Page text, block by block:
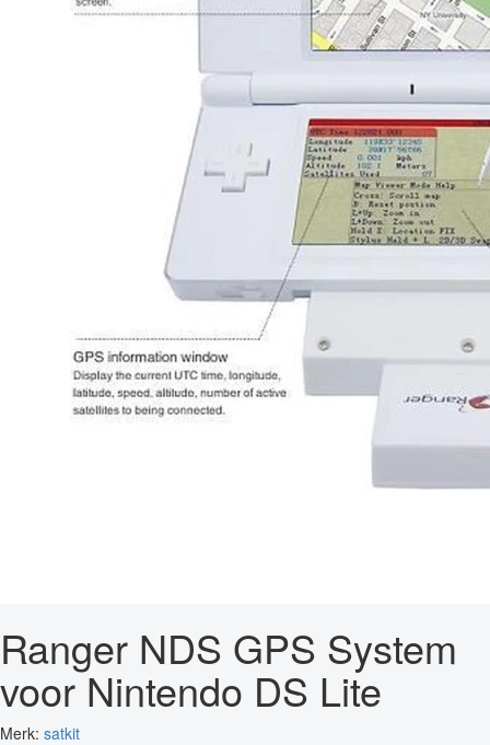
Ranger NDS GPS System
voor Nintendo DS Lite
Merk: satkit